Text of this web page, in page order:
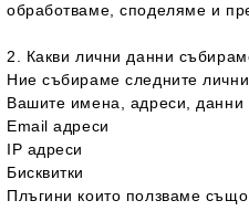
обработваме, споделямe и
2. Какви лични данни
Ние събираме следните
Вашите имена, адреси,
Email адреси
IP адреси
Бисквитки
Плъгини които ползваме